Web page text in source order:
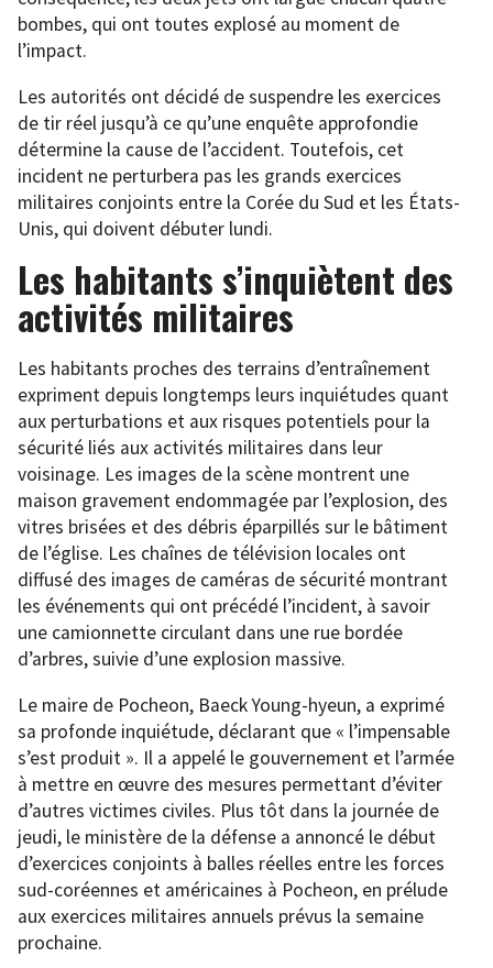
bombes, qui ont toutes explosé au moment de
l’impact.
Les autorités ont décidé de suspendre les exercices
de tir réel jusqu’à ce qu’une enquête approfondie
détermine la cause de l’accident. Toutefois, cet
incident ne perturbera pas les grands exercices
militaires conjoints entre la Corée du Sud et les États-
Unis, qui doivent débuter lundi.
Les habitants s’inquiètent des
activités militaires
Les habitants proches des terrains d’entraînement
expriment depuis longtemps leurs inquiétudes quant
aux perturbations et aux risques potentiels pour la
sécurité liés aux activités militaires dans leur
voisinage. Les images de la scène montrent une
maison gravement endommagée par l’explosion, des
vitres brisées et des débris éparpillés sur le bâtiment
de l’église. Les chaînes de télévision locales ont
diffusé des images de caméras de sécurité montrant
les événements qui ont précédé l’incident, à savoir
une camionnette circulant dans une rue bordée
d’arbres, suivie d’une explosion massive.
Le maire de Pocheon, Baeck Young-hyeun, a exprimé
sa profonde inquiétude, déclarant que « l’impensable
s’est produit ». Il a appelé le gouvernement et l’armée
à mettre en œuvre des mesures permettant d’éviter
d’autres victimes civiles. Plus tôt dans la journée de
jeudi, le ministère de la défense a annoncé le début
d’exercices conjoints à balles réelles entre les forces
sud-coréennes et américaines à Pocheon, en prélude
aux exercices militaires annuels prévus la semaine
prochaine.